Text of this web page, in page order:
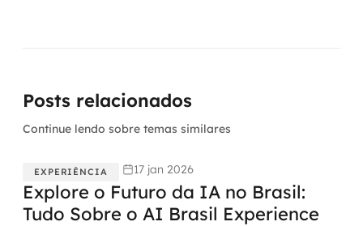
Posts relacionados
Continue lendo sobre temas similares
EXPERIÊNCIA 17 jan 2026
Explore o Futuro da IA no Brasil:
Tudo Sobre o AI Brasil Experience